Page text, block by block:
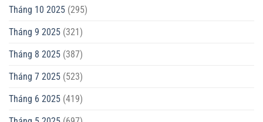
Tháng 10 2025 (295)
Tháng 9 2025 (321)
Tháng 8 2025 (387)
Tháng 7 2025 (523)
Tháng 6 2025 (419)